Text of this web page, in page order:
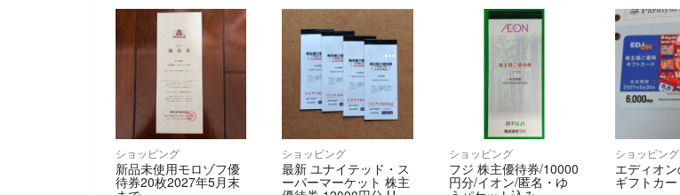
ショッピング
新品未使用モロゾフ優
待券20枚2027年5月末
ショッピング
最新 ユナイテッド・ス
ーパーマーケット 株主
ショッピング
フジ 株主優待券/10000
円分/イオン/匿名・ゆ
ショッピング
エディオ
ギフトカ